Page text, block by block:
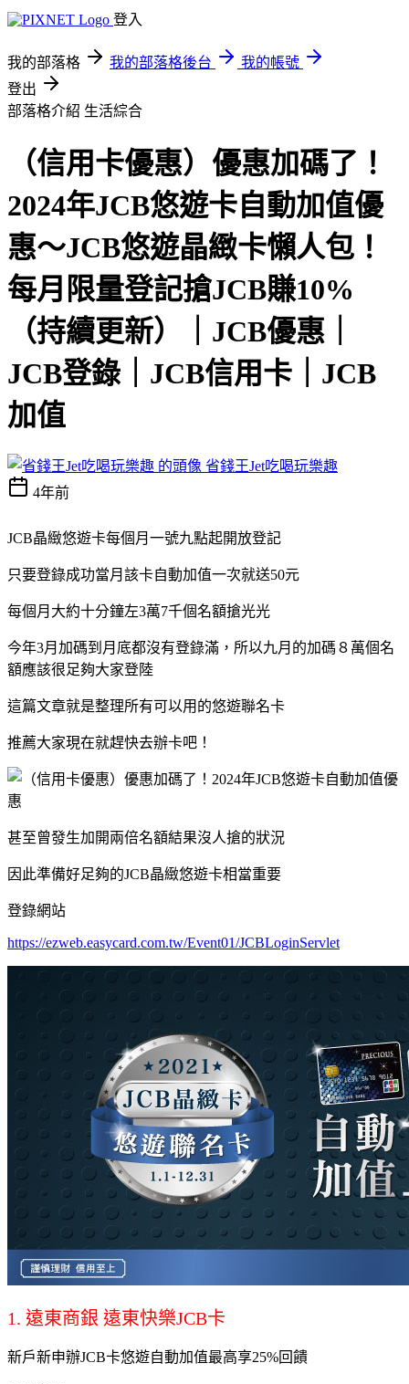
登入
我的部落格 我的部落格後台
我的帳號
登出
部落格介紹 生活綜合
（信用卡優惠）優惠加碼了！
2024年JCB悠遊卡自動加值優
惠～JCB悠遊晶緻卡懶人包！
每月限量登記搶JCB賺10%
（持續更新）｜JCB優惠｜
JCB登錄｜JCB信用卡｜JCB
加值
省錢王Jet吃喝玩樂趣
4年前
JCB晶緻悠遊卡每個月一號九點起開放登記
只要登錄成功當月該卡自動加值一次就送50元
每個月大約十分鐘左3萬7千個名額搶光光
今年3月加碼到月底都沒有登錄滿，所以九月的加碼８萬個名
額應該很足夠大家登陸
這篇文章就是整理所有可以用的悠遊聯名卡
推薦大家現在就趕快去辦卡吧！
甚至曾發生加開兩倍名額結果沒人搶的狀況
因此準備好足夠的JCB晶緻悠遊卡相當重要
登錄網站
https://ezweb.easycard.com.tw/Event01/JCBLoginServlet
1. 遠東商銀 遠東快樂JCB卡
新戶新申辦JCB卡悠遊自動加值最高享25%回饋